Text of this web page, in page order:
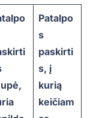
Patalpo
s
paskirti
s, į
kurią
keičiam